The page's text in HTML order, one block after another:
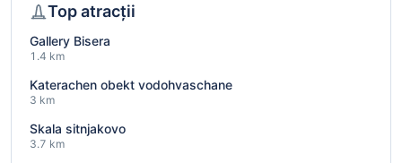
Top atracții
Gallery Bisera
1.4 km
Katerachen obekt vodohvaschane
3 km
Skala sitnjakovo
3.7 km